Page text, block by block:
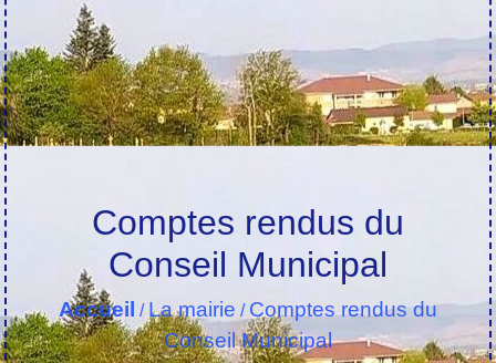
Comptes rendus du
Conseil Municipal
Accueil /La mairie / Comptes rendus du
Conseil Municipal